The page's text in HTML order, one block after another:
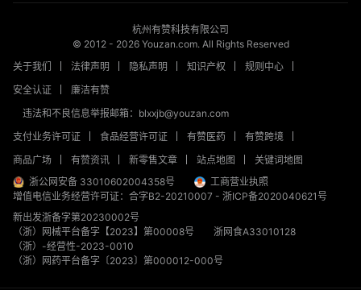
杭州有赞科技有限公司
© 2012 - 2026Youzan.com. All Rights Reserved
关于我们
法律声明 隐私声明 知识产权
规则中心
安全认证
廉洁有赞
违法和不良信息举报邮箱：blxxjb@youzan.com
支付业务许可证
食品经营许可证 有赞医药
有赞跨境
商品广场
有赞资讯 新零售文章 站点地图
关键词地图
浙公网安备 33010602004358号
工商营业执照
增值电信业务经营许可证：合字B2-20210007 - 浙ICP备2020040621号
新出发浙备字第20230002号
（浙）网械平台备字【2023】第00008号
浙网食A33010128
（浙）-经营性-2023-0010
（浙）网药平台备字〔2023〕第000012-000号